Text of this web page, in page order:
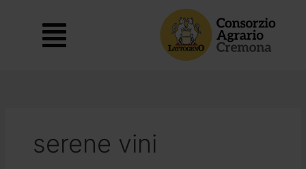
contenuto
Main
Menu
serene vini